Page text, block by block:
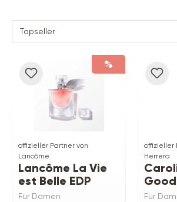
%
offizieller Partner von
Lancôme
Lancôme La Vie
est Belle EDP
Für Damen
offizieller
Herrera
Good
Für